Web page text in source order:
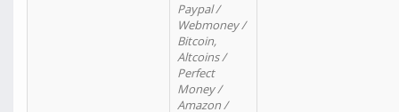
Paypal /
Webmoney /
Bitcoin,
Altcoins /
Perfect
Money /
Amazon /